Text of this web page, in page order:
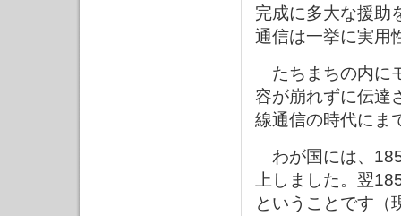
完成に多大な援助
通信は一挙に実用
たちまちの内に
容が崩れずに伝達
線通信の時代にま
わが国には、
上しました。翌
ということです（